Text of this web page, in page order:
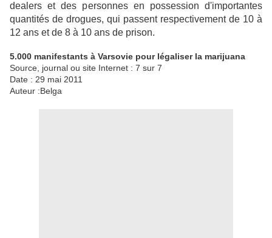
dealers et des personnes en possession d'importantes
quantités de drogues, qui passent respectivement de 10 à
12 ans et de 8 à 10 ans de prison.
5.000 manifestants à Varsovie pour légaliser la marijuana
Source, journal ou site Internet : 7 sur 7
Date : 29 mai 2011
Auteur :Belga